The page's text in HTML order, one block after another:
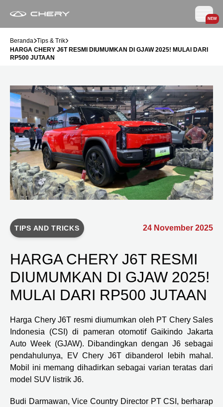
NEW
Beranda Tips & Trik
HARGA CHERY J6T RESMI DIUMUMKAN DI GJAW 2025! MULAI DARI
RP500 JUTAAN
TIPS AND TRICKS 24 November 2025
HARGA CHERY J6T RESMI
DIUMUMKAN DI GJAW 2025!
MULAI DARI RP500 JUTAAN
Harga Chery J6T resmi diumumkan oleh PT Chery Sales
Indonesia (CSI) di pameran otomotif Gaikindo Jakarta
Auto Week (GJAW). Dibandingkan dengan J6 sebagai
pendahulunya, EV Chery J6T dibanderol lebih mahal.
Mobil ini memang dihadirkan sebagai varian teratas dari
model SUV listrik J6.
Budi Darmawan, Vice Country Director PT CSI, berharap